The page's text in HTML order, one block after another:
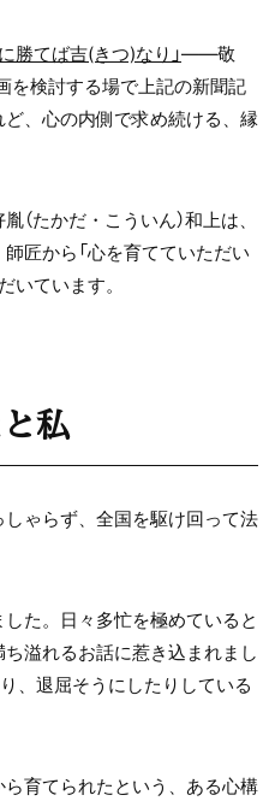
勝てば吉(きつ)なり」――敬
検討する場で上記の新聞記
、心の内側で求め続ける、縁
たかだ・こういん）和上は、
匠から「心を育てていただい
いています。
私
ゃらず、全国を駆け回って法
た。日々多忙を極めていると
溢れるお話に惹き込まれまし
、退屈そうにしたりしている
育てられたという、ある心構